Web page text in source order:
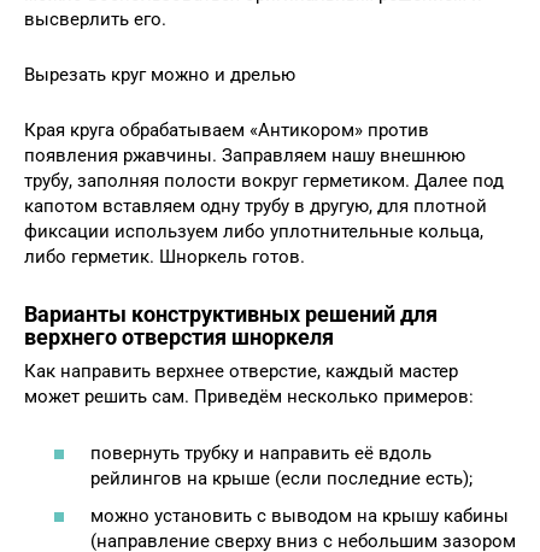
высверлить его.
Вырезать круг можно и дрелью
Края круга обрабатываем «Антикором» против
появления ржавчины. Заправляем нашу внешнюю
трубу, заполняя полости вокруг герметиком. Далее под
капотом вставляем одну трубу в другую, для плотной
фиксации используем либо уплотнительные кольца,
либо герметик. Шноркель готов.
Варианты конструктивных решений для
верхнего отверстия шноркеля
Как направить верхнее отверстие, каждый мастер
может решить сам. Приведём несколько примеров:
повернуть трубку и направить её вдоль
рейлингов на крыше (если последние есть);
можно установить с выводом на крышу кабины
(направление сверху вниз с небольшим зазором